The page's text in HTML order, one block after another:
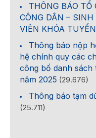
THÔNG BÁO
CÔNG DÂN –
VIÊN KHÓA
Thông báo nộp
hệ chính quy các
công bố danh sách
năm 2025 (29.676)
Thông báo tạm
(25.711)